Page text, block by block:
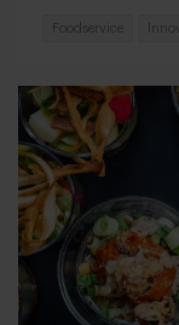
Foodservice